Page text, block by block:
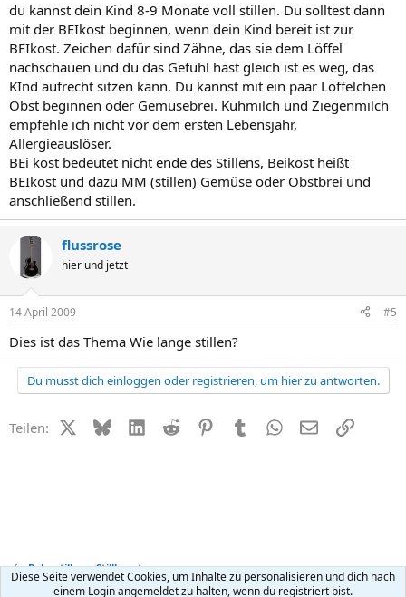
du kannst dein Kind 8-9 Monate voll stillen. Du solltest dann
mit der BEIkost beginnen, wenn dein Kind bereit ist zur
BEIkost. Zeichen dafür sind Zähne, das sie dem Löffel
nachschauen und du das Gefühl hast gleich ist es weg, das
KInd aufrecht sitzen kann. Du kannst mit ein paar Löffelchen
Obst beginnen oder Gemüsebrei. Kuhmilch und Ziegenmilch
empfehle ich nicht vor dem ersten Lebensjahr,
Allergieauslöser.
BEi kost bedeutet nicht ende des Stillens, Beikost heißt
BEIkost und dazu MM (stillen) Gemüse oder Obstbrei und
anschließend stillen.
flussrose
hier und jetzt
14 April 2009 #5
Dies ist das Thema Wie lange stillen?
Du musst dich einloggen oder registrieren, um hier zu antworten.
Teilen: X (Twitter)
BlueskyLinkedIn
Reddit PinterestTumblr WhatsApp
E-MailLink
Baby stillen + Stillberatung
Diese Seite verwendet Cookies, um Inhalte zu personalisieren und dich nach
einem Login angemeldet zu halten, wenn du registriert bist.